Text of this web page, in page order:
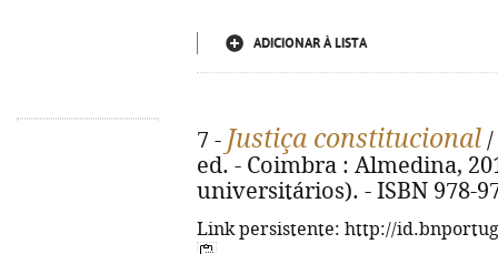
ADICIONAR À LISTA
7 - Justiça constitucional /
ed. - Coimbra : Almedina,
universitários). - ISBN 978-
Link persistente: http://